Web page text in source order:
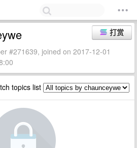
打赏
#271639, joined on 2017-12-01
topics list